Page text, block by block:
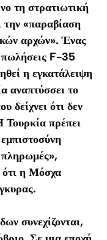
τη στρατιωτική
την «παραβίαση
αρχών». Ένας
πωλήσεις F-35
η εγκατάλειψη
αναπτύσσει το
δείχνει ότι δεν
πρέπει
πληρωμές»,
ότι η Μόσχα
συνεχίζονται,